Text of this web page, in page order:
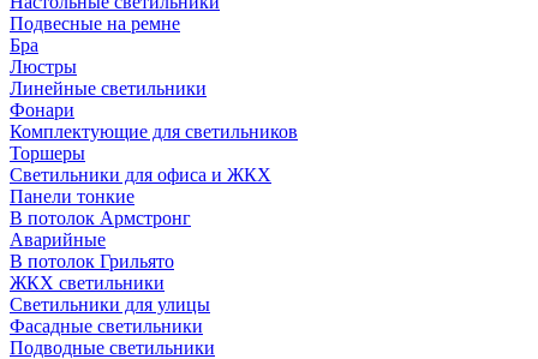
Подвесные на ремне
Бра
Люстры
Линейные светильники
Фонари
Комплектующие для светильников
Торшеры
Светильники для офиса и ЖКХ
Панели тонкие
В потолок Армстронг
Аварийные
В потолок Грильято
ЖКХ светильники
Светильники для улицы
Фасадные светильники
Подводные светильники